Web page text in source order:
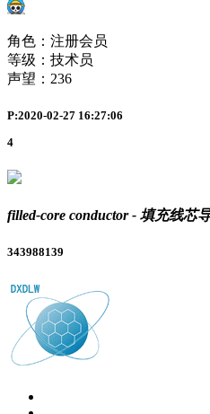
角色：注册会员
等级：技术员
声望： 236
P:2020-02-27 16:27:06
4
filled-core conductor - 填充线芯
343988139